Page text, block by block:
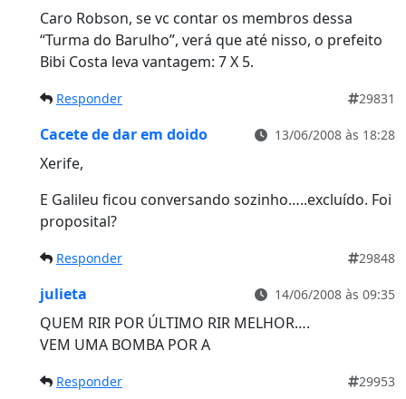
Caro Robson, se vc contar os membros dessa
“Turma do Barulho”, verá que até nisso, o prefeito
Bibi Costa leva vantagem: 7 X 5.
Responder 29831
Cacete de dar em doido 13/06/2008 às 18:28
Xerife,
E Galileu ficou conversando sozinho…..excluído. Foi
proposital?
Responder 29848
julieta 14/06/2008 às 09:35
QUEM RIR POR ÚLTIMO RIR MELHOR….
VEM UMA BOMBA POR A
Responder 29953